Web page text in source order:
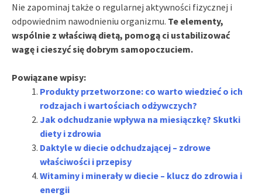
Nie zapominaj także o regularnej aktywności fizycznej i
odpowiednim nawodnieniu organizmu. Te elementy,
wspólnie z właściwą dietą, pomogą ci ustabilizować
wagę i cieszyć się dobrym samopoczuciem.
Powiązane wpisy:
Produkty przetworzone: co warto wiedzieć o ich
rodzajach i wartościach odżywczych?
Jak odchudzanie wpływa na miesiączkę? Skutki
diety i zdrowia
Daktyle w diecie odchudzającej – zdrowe
właściwości i przepisy
Witaminy i minerały w diecie – klucz do zdrowia i
energii